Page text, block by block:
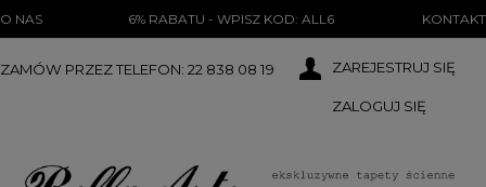
O NAS 6% RABATU - WPISZ KOD: ALL6 KONTAKT
ZAMÓW PRZEZ TELEFON: 22 838 08 19 ZAREJESTRUJ SIĘ
ZALOGUJ SIĘ